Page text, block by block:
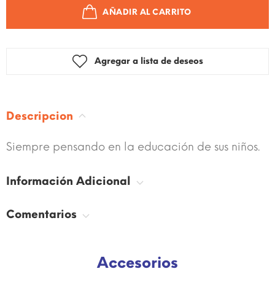
AÑADIR AL CARRITO
Agregar a lista de deseos
Descripcion
Siempre pensando en la educación de sus niños.
Información Adicional
Comentarios
Accesorios